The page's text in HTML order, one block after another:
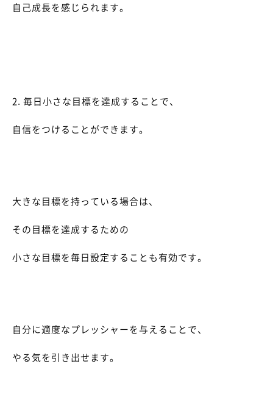
自己成長を感じられます。
2. 毎日小さな目標を達成することで、
自信をつけることができます。
大きな目標を持っている場合は、
その目標を達成するための
小さな目標を毎日設定することも有効です。
自分に適度なプレッシャーを与えることで、
やる気を引き出せます。